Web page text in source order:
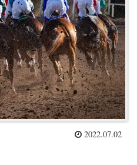
2022.07.02